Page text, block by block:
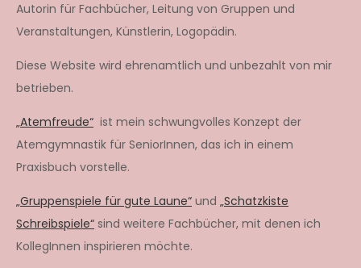
Autorin für Fachbücher, Leitung von Gruppen und
Veranstaltungen, Künstlerin, Logopädin.
Diese Website wird ehrenamtlich und unbezahlt von mir
betrieben.
„Atemfreude“ ist mein schwungvolles Konzept der
Atemgymnastik für SeniorInnen, das ich in einem
Praxisbuch vorstelle.
„Gruppenspiele für gute Laune“ und „Schatzkiste
Schreibspiele“ sind weitere Fachbücher, mit denen ich
KollegInnen inspirieren möchte.